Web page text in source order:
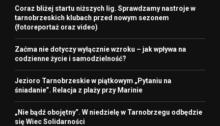
Coraz bliżej startu niższych lig. Sprawdzamy nastroje w
tarnobrzeskich klubach przed nowym sezonem
(fotoreportaż oraz video)
Zaćma nie dotyczy wyłącznie wzroku – jak wpływa na
codzienne życie i samodzielność?
Jezioro Tarnobrzeskie w piątkowym „Pytaniu na
śniadanie”. Relacja z plaży przy Marinie
„Nie bądź obojętny”. W niedzielę w Tarnobrzegu odbędzie
się Wiec Solidarności